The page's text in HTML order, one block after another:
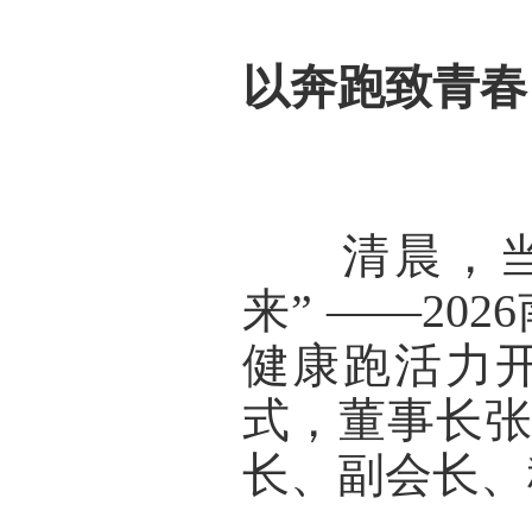
以奔跑致青春
清晨，当
来” ——2026
健康跑活力
式，董事长
长、副会长